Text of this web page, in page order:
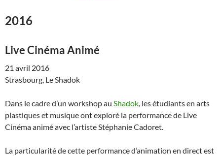
2016
Live Cinéma Animé
21 avril 2016
Strasbourg, Le Shadok
Dans le cadre d’un workshop au Shadok, les étudiants en arts
plastiques et musique ont exploré la performance de Live
Cinéma animé avec l’artiste Stéphanie Cadoret.
La particularité de cette performance d’animation en direct est